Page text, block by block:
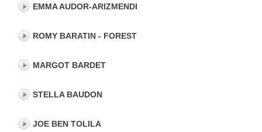
EMMA AUDOR-ARIZMENDI
ROMY BARATIN - FOREST
MARGOT BARDET
STELLA BAUDON
JOE BEN TOLILA